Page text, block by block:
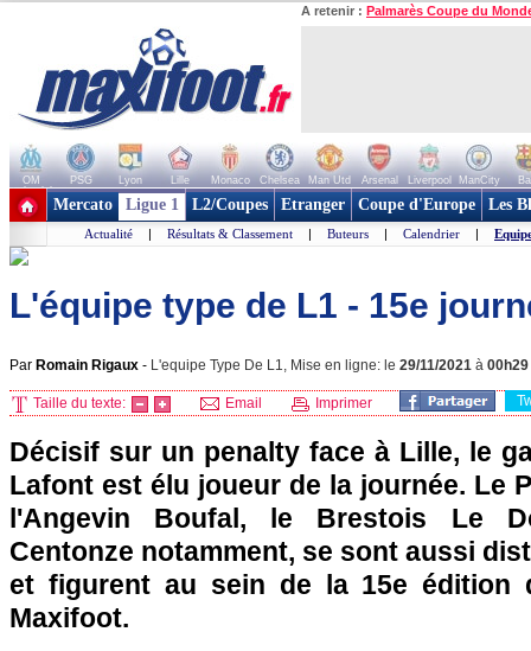
A retenir : Palmarès Coupe du
OM PSG Lyon Lille Monaco Chelsea Man Utd Arsenal Liverpool ManCity
+ de clubs
Mercato Ligue 1 L2/Coupes Etranger Coupe d'Europe Les
Actualité | Résultats & Classement | Buteurs | Calendrier |
L'équipe type de L1 - 15e
Par Romain Rigaux - L'equipe Type De L1, Mise en ligne: le 29/11/2021 à 00h29
Taille du texte: Email Imprimer
Décisif sur un penalty face à Lille, le
Lafont est élu joueur de la journée. Le
l'Angevin Boufal, le Brestois Le
Centonze notamment, se sont aussi
et figurent au sein de la 15e édition
Maxifoot.